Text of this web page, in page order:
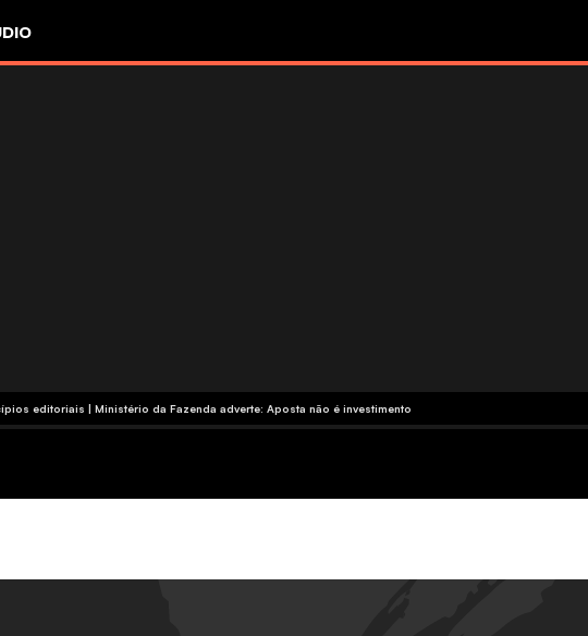
editoriais | Ministério da Fazenda adverte: Aposta não é investimento